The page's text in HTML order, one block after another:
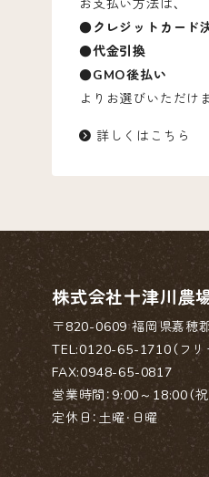
お支払い方法は、
●クレジットカード
●代金引換
●GMO後払い
よりお選びいただけ
詳しくはこちら
株式会社十津川農
〒820-0609福岡県嘉穂
TEL:0120-65-1710（フリ
FAX:0948-65-0817
営業時間：9:00～18:00（
定休日：土曜・日曜